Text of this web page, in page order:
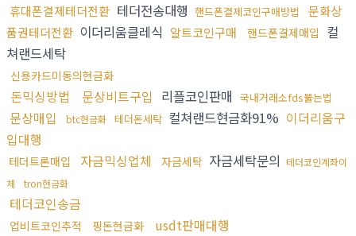
휴대폰결제테더전환 테더전송대행 핸드폰결제코인구매방법
문화상
품권테더전환 이더리움클레식 알트코인구매 핸드폰결제매입 컬
쳐랜드세탁
신용카드미동의현금화
돈믹싱방법 문상비트구입 리플코인판매 국내거래소fds뚫는법
문상매입 btc현금화 테더돈세탁 컬쳐랜드현금화91% 이더리움구
입대행
테더트론매입 자금믹싱업체 자금세탁 자금세탁문의 테더코인계좌이
체
tron현금화
테더코인송금
업비트코인추적 핑돈현금화 usdt판매대행